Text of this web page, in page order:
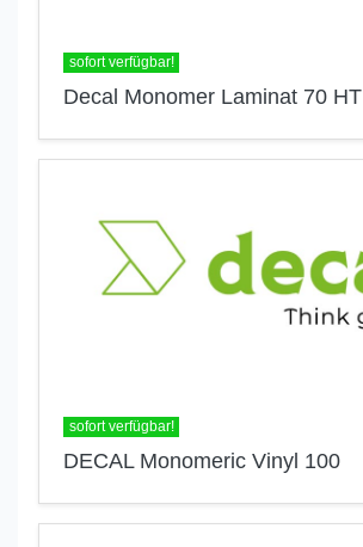
sofort verfügbar!
Decal Monomer Laminat 70 HT
sofort verfügbar!
DECAL Monomeric Vinyl 100